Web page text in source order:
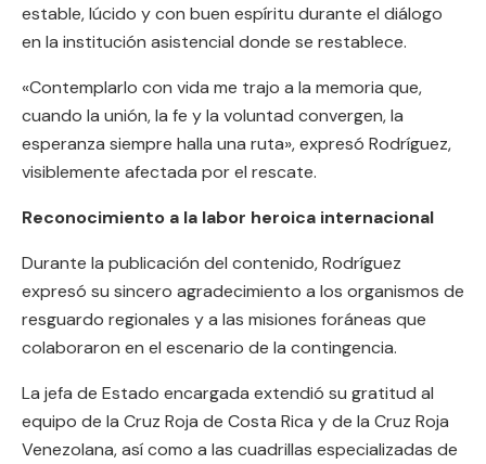
estable, lúcido y con buen espíritu durante el diálogo
en la institución asistencial donde se restablece.
«Contemplarlo con vida me trajo a la memoria que,
cuando la unión, la fe y la voluntad convergen, la
esperanza siempre halla una ruta», expresó Rodríguez,
visiblemente afectada por el rescate.
Reconocimiento a la labor heroica internacional
Durante la publicación del contenido, Rodríguez
expresó su sincero agradecimiento a los organismos de
resguardo regionales y a las misiones foráneas que
colaboraron en el escenario de la contingencia.
La jefa de Estado encargada extendió su gratitud al
equipo de la Cruz Roja de Costa Rica y de la Cruz Roja
Venezolana, así como a las cuadrillas especializadas de